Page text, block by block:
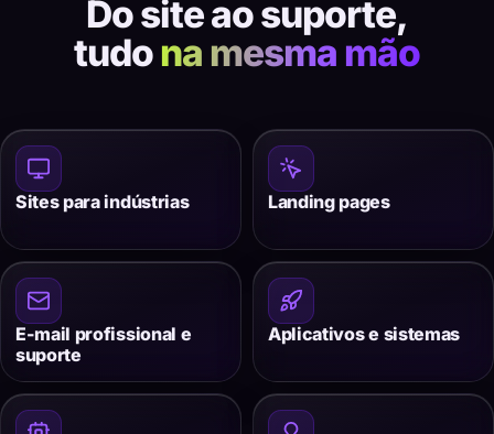
Do site ao suporte,
tudona mesma mão
Sites para indústrias Landing pages
E-mail profissional e
suporte
Aplicativos e sistemas